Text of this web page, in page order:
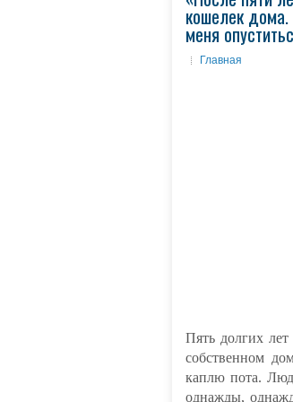
кошелек дома.
меня
Главная
Пять долгих
собственном
каплю пота.
однажды,